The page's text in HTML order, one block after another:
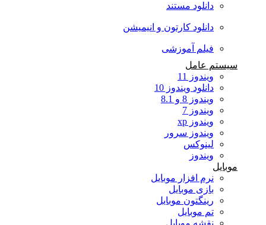
دانلود مستند
دانلود کارتون و انیمیشن
فیلم آموزشی
سیستم عامل
ویندوز 11
دانلود ویندوز 10
ویندوز 8 و 8.1
ویندوز 7
ویندوز xp
ویندوز سرور
لینوکس
ویندوز
نرم افزار موبایل
بازی موبایل
رینگتون موبایل
تم موبایل
نقشه موبایل